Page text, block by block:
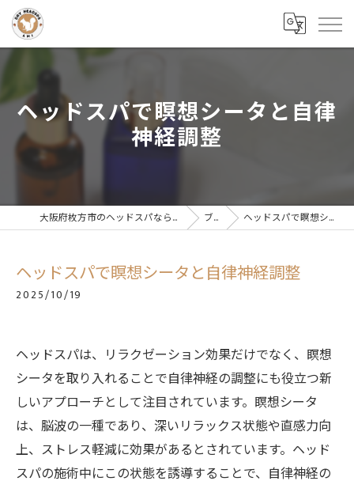
ヘッドスパで瞑想シータと自律
神経調整
大阪府枚方市のヘッドスパならドライヘッドスパサロンAMI ブログ ヘッドスパで瞑想シータと自律神経調整
ヘッドスパで瞑想シータと自律神経調整
2025/10/19
ヘッドスパは、リラクゼーション効果だけでなく、瞑想
シータを取り入れることで自律神経の調整にも役立つ新
しいアプローチとして注目されています。瞑想シータ
は、脳波の一種であり、深いリラックス状態や直感力向
上、ストレス軽減に効果があるとされています。ヘッド
スパの施術中にこの状態を誘導することで、自律神経の